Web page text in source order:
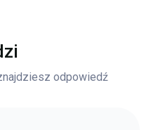
odpowiedź